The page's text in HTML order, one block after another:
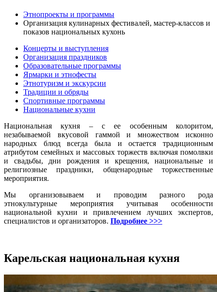
Этнопроекты и программы
Организация кулинарных фестивалей, мастер-классов и
показов национальных кухонь
Концерты и выступления
Организация праздников
Образовательные программы
Ярмарки и этнофесты
Этнотуризм и экскурсии
Традиции и обряды
Спортивные программы
Национальные кухни
Национальная кухня – с ее особенным колоритом,
незабываемой вкусовой гаммой и множеством исконно
народных блюд всегда была и остается традиционным
атрибутом семейных и массовых торжеств включая помолвки
и свадьбы, дни рождения и крещения, национальные и
религиозные праздники, общенародные торжественные
мероприятия.
Мы организовываем и проводим разного рода
этнокультурные мероприятия учитывая особенности
национальной кухни и привлечением лучших экспертов,
специалистов и организаторов. Подробнее >>>
Карельская национальная кухня